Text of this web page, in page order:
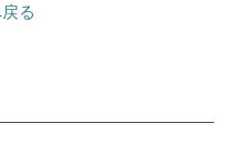
る